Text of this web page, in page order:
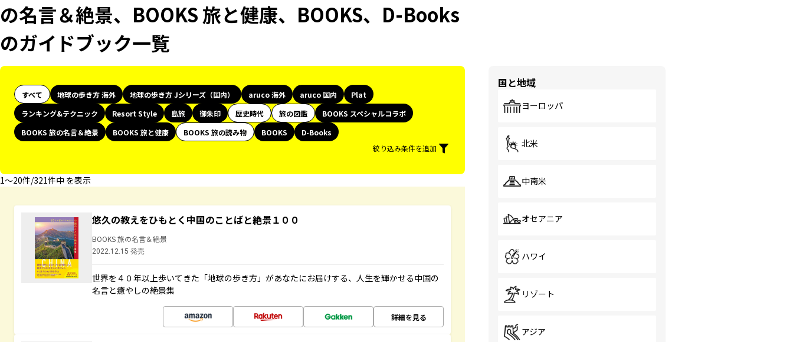
の名言＆絶景、BOOKS 旅と健康、BOOKS、D-Books
のガイドブック一覧
すべて 地球の歩き方 海外 地球の歩き方 Jシリーズ（国内） aruco 海外 aruco 国内
Plat
ランキング&テクニック
Resort Style 島旅 御朱印 歴史時代 旅の図鑑
BOOKS スペシャルコラボ
BOOKS 旅の名言＆絶景
BOOKS 旅と健康 BOOKS 旅の読み物 BOOKS
D-Books
絞り込み条件を追加
1〜20件/321件中 を表示
悠久の教えをひもとく中国のことばと絶景１００
BOOKS 旅の名言＆絶景
2022.12.15 発売
世界を４０年以上歩いてきた「地球の歩き方」があなたにお届けする、人生を輝かせる中国の
名言と癒やしの絶景集
詳細を見る
国と地域
ヨーロッパ
北米
中南米
オセアニア
ハワイ
リゾート
アジア